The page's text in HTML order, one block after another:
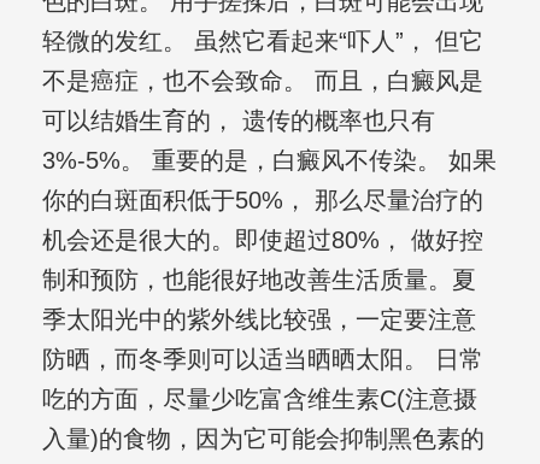
轻微的发红。 虽然它看起来“吓人”， 但它
不是癌症，也不会致命。 而且，白癜风是
可以结婚生育的， 遗传的概率也只有
3%-5%。 重要的是，白癜风不传染。 如果
你的白斑面积低于50%， 那么尽量治疗的
机会还是很大的。即使超过80%， 做好控
制和预防，也能很好地改善生活质量。夏
季太阳光中的紫外线比较强，一定要注意
防晒，而冬季则可以适当晒晒太阳。 日常
吃的方面，尽量少吃富含维生素C(注意摄
入量)的食物，因为它可能会抑制黑色素的